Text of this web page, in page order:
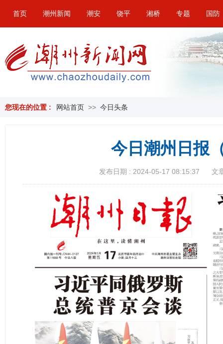
首页 潮州新闻 潮安 饶平 湘桥 专题 国防
您现在的位置 : 网站首页 >> 今日头条
今日潮州日报
发布日期 : 2024-05-17 08:15:37 文